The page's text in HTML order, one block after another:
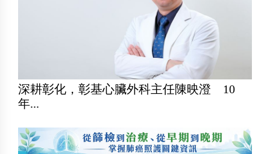
深耕彰化，彰基心臟外科主任陳映澄 10
年...